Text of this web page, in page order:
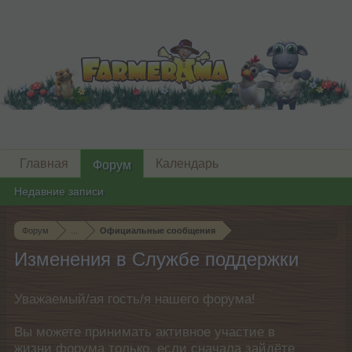
Форум Официальные сообщения
Изменения в Службе поддержки
Уважаемый/ая гость/я нашего форума!
Вы можете принимать активное участие в
жизни форума только, если сначала зайдёте
Главная Форум
Недавние записи
Календарь